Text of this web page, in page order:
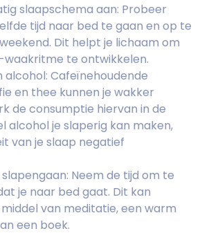
slaapschema aan: Probeer
tijd naar bed te gaan en op te
Dit helpt je lichaam om
waakritme te ontwikkelen.
alcohol: Cafeïnehoudende
en thee kunnen je wakker
de consumptie hiervan in de
alcohol je slaperig kan maken,
van je slaap negatief
Neem de tijd om te
je naar bed gaat. Dit kan
van meditatie, een warm
een boek.